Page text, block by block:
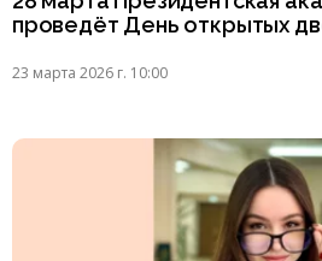
проведёт День открытых
23 марта 2026 г. 10:00